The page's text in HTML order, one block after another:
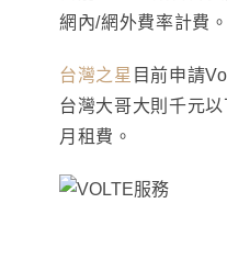
網內/網外費率計費 。
台灣之星 目前申請
台灣大哥大則千元
月租費。